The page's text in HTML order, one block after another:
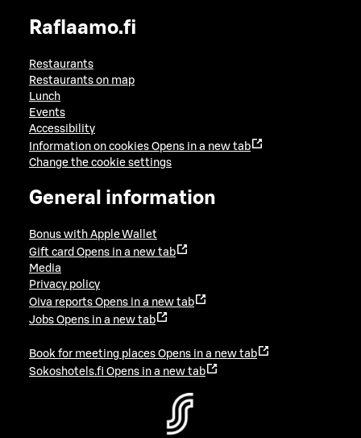
Raflaamo.fi
Restaurants
Restaurants on map
Lunch
Events
Accessibility
Information on cookies Opens in a new tab
Change the cookie settings
General information
Bonus with Apple Wallet
Gift card Opens in a new tab
Media
Privacy policy
Oiva reports Opens in a new tab
Jobs Opens in a new tab
Book for meeting places Opens in a new tab
Sokoshotels.fi Opens in a new tab